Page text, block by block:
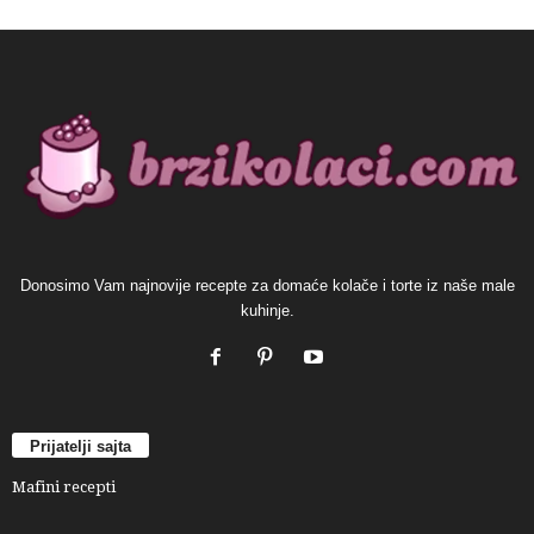
Donosimo Vam najnovije recepte za domaće kolače i torte iz naše male
kuhinje.
Prijatelji sajta
Mafini recepti